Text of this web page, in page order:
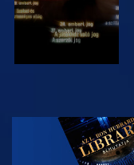
MŰSORNÉZÉS